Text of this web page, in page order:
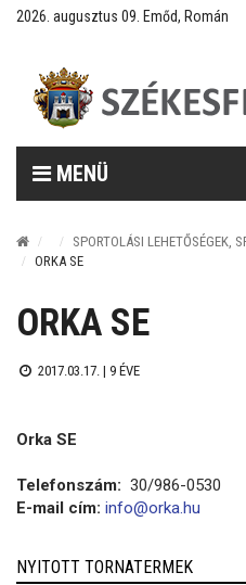
2026. augusztus 09. Emőd, Román
MENÜ
SPORTOLÁSI LEHETŐSÉGEK,
ORKA SE
ORKA SE
2017.03.17. | 9 ÉVE
Orka SE
Telefonszám: 30/986-0530
E-mail cím: info@orka.hu
NYITOTT TORNATERMEK